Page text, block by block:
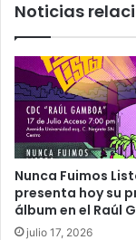
Noticias
Nunca Fuimos
presenta hoy su
álbum en el Raúl
julio 17, 2026